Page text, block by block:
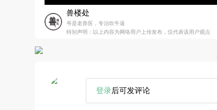
兽楼处
爷是老兽医，专治吹牛逼
特别声明：以上内容为网络用户上传发布，仅代表该用户观点
登录后可发评论